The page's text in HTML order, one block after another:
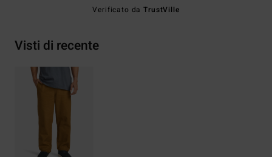
Verificato daTrustVille
Visti di recente